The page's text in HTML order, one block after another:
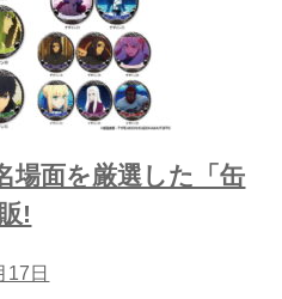
場面を厳選した「缶
!
17日